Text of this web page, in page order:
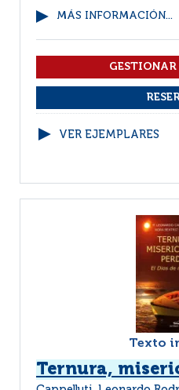
MÁS INFORMACIÓN...
VER EJEMPLARES
Texto
Ternura,